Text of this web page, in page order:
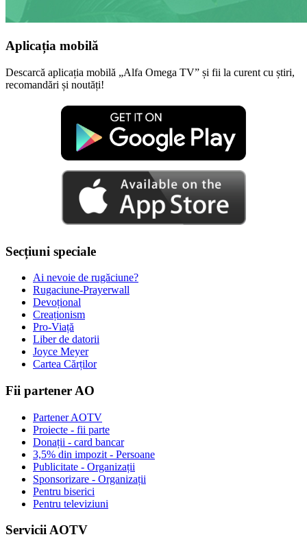
Aplicația mobilă
Descarcă aplicația mobilă „Alfa Omega TV” și fii la curent cu știri,
recomandări și noutăți!
Secțiuni speciale
Ai nevoie de rugăciune?
Rugaciune-Prayerwall
Devoțional
Creaționism
Pro-Viață
Liber de datorii
Joyce Meyer
Cartea Cărților
Fii partener AO
Partener AOTV
Proiecte - fii parte
Donații - card bancar
3,5% din impozit - Persoane
Publicitate - Organizații
Sponsorizare - Organizații
Pentru biserici
Pentru televiziuni
Servicii AOTV